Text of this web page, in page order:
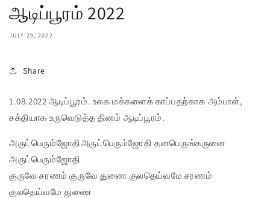
ஆடிப்பூரம் 2022
JULY 29, 2022
Share
1.08.2022 ஆடிப்பூரம். உலக மக்களைக் காப்பதற்காக அம்பாள்,
சக்தியாக உருவெடுத்த தினம் ஆடிப்பூரம்.
அருட்பெரும்ஜோதிஅருட்பெரும்ஜோதி தனபெருங்கருனை
அருட்பெரும்ஜோதி
குருவே சரணம் குருவே துணை குலதெய்வமே சரணம்
குலதெய்வமே துணை